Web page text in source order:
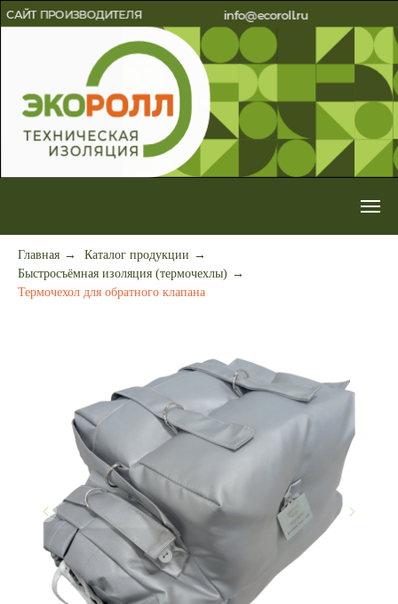
Главная → Каталог продукции →
Быстросъёмная изоляция (термочехлы) →
Термочехол для обратного клапана